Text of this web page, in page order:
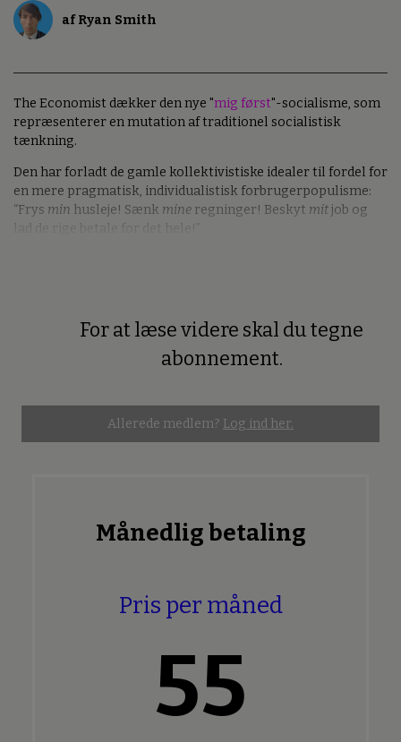
af Ryan Smith
The Economist dækker den nye "mig først"-socialisme, som
repræsenterer en mutation af traditionel socialistisk
tænkning.
Den har forladt de gamle kollektivistiske idealer til fordel for
en mere pragmatisk, individualistisk forbrugerpopulisme:
“Frys min husleje! Sænk mine regninger! Beskyt mitjob og
lad de rige betale for det hele!”
For at læse videre skal du tegne
abonnement.
Allerede medlem? Log ind her.
Månedlig betaling
Pris per måned
55